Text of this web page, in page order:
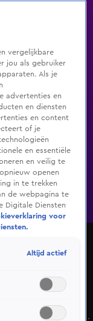
Genres
Bondgenoten
bij ongeluk in
na een botsing
gebeurde rond
vergelijkbare
jou als gebruiker
Als je
advertenties en
en diensten
en content
of je
en essentiële
en veilig te
openen
in te trekken
de webpagina te
Digitale Diensten
voor
Altijd actief